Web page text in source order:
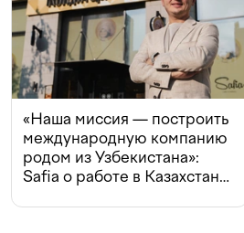
«Наша миссия — построить
международную компанию
родом из Узбекистана»:
Safia о работе в Казахстане,